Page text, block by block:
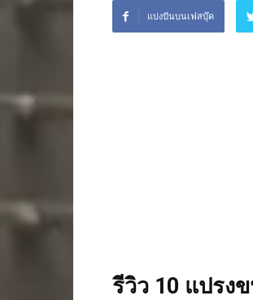
แบ่งปันบนเฟสบุ๊ค
รีวิว 10 แปรง